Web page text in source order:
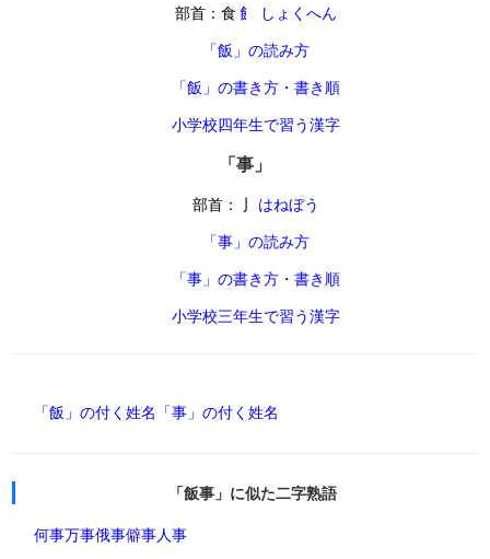
部首：食 飠 しょくへん
「飯」の読み方
「飯」の書き方・書き順
小学校四年生で習う漢字
「事」
部首：亅 はねぼう
「事」の読み方
「事」の書き方・書き順
小学校三年生で習う漢字
「飯」の付く姓名 「事」の付く姓名
「飯事」に似た二字熟語
何事万事俄事僻事人事